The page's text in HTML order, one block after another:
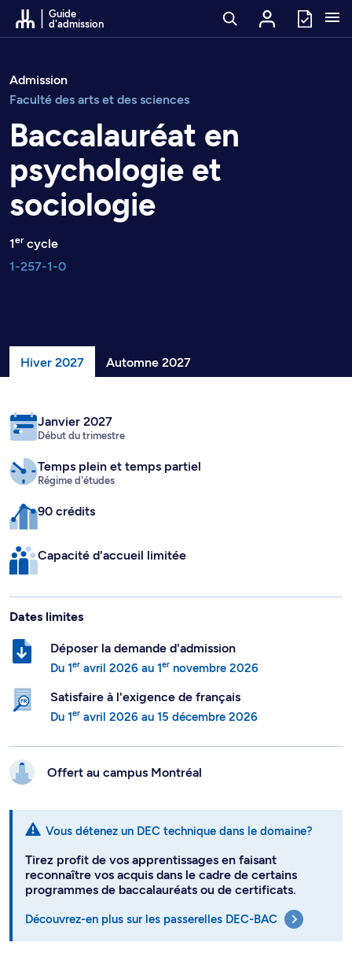
Passer au contenu
Guide
d'admission
Admission
Faculté des arts et des sciences
Baccalauréat en
psychologie et
sociologie
1ercycle
1-257-1-0
Hiver 2027 Automne 2027
Janvier 2027
Début du trimestre
Temps plein et temps partiel
Régime d'études
90 crédits
Capacité d'accueil limitée
Dates limites
Déposer la demande d'admission
Du 1er avril 2026 au 1er novembre 2026
Satisfaire à l'exigence de français
Du 1er avril 2026 au 15 décembre 2026
Offert au campus Montréal
Vous détenez un DEC technique dans le domaine?
Tirez profit de vos apprentissages en faisant
reconnaître vos acquis dans le cadre de certains
programmes de baccalauréats ou de certificats.
Découvrez-en plus sur les passerelles DEC-BAC